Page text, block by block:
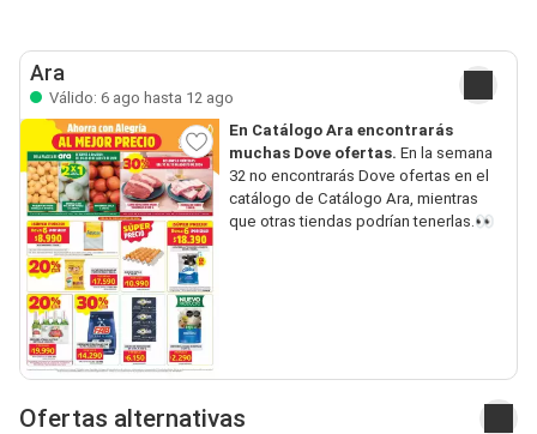
Ara
Válido: 6 ago hasta 12 ago
En Catálogo Ara encontrarás
muchas Dove ofertas. En la semana
32 no encontrarás Dove ofertas en el
catálogo de Catálogo Ara, mientras
que otras tiendas podrían tenerlas.👀
Ofertas alternativas